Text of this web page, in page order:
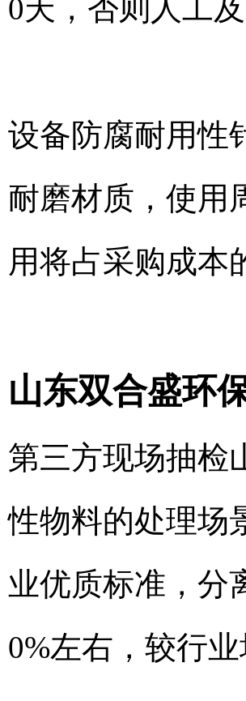
0天，否则人工
设备防腐耐用性
耐磨材质，使用
用将占采购成本
山东双合盛环
第三方现场抽检
性物料的处理场
业优质标准，分
0%左右，较行